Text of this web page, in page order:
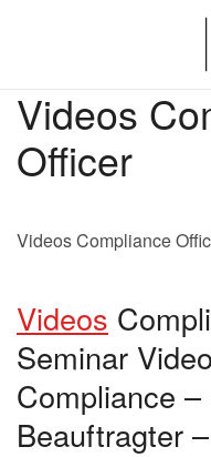
Videos
Officer
Videos Compliance
Videos
Seminar
Compliance
Beauftragter